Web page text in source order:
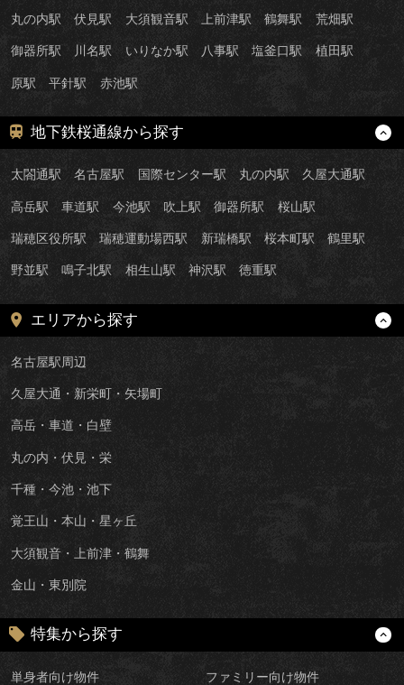
丸の内駅 伏見駅 大須観音駅 上前津駅 鶴舞駅 荒畑駅
御器所駅 川名駅 いりなか駅 八事駅 塩釜口駅 植田駅
原駅 平針駅 赤池駅
地下鉄桜通線から探す
太閤通駅 名古屋駅 国際センター駅 丸の内駅 久屋大通駅
高岳駅 車道駅 今池駅 吹上駅 御器所駅 桜山駅
瑞穂区役所駅 瑞穂運動場西駅 新瑞橋駅 桜本町駅 鶴里駅
野並駅 鳴子北駅 相生山駅 神沢駅 徳重駅
エリアから探す
名古屋駅周辺
久屋大通・新栄町・矢場町
高岳・車道・白壁
丸の内・伏見・栄
千種・今池・池下
覚王山・本山・星ヶ丘
大須観音・上前津・鶴舞
金山・東別院
特集から探す
単身者向け物件 ファミリー向け物件